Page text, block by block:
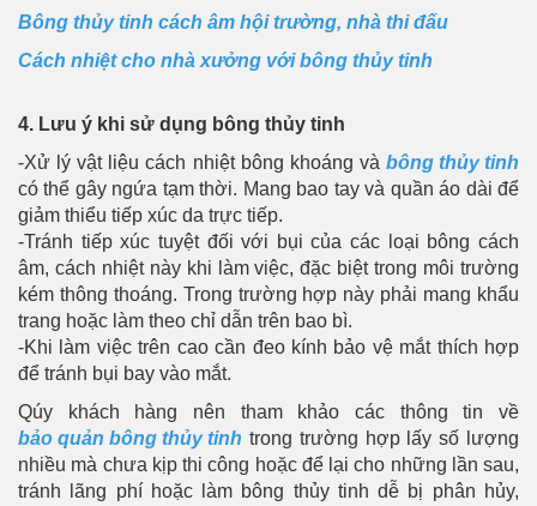
Bông thủy tinh cách âm hội trường, nhà thi đấu
Cách nhiệt cho nhà xưởng với bông thủy tinh
4. Lưu ý khi sử dụng bông thủy tinh
-Xử lý vật liệu cách nhiệt bông khoáng và bông thủy tinh
có thể gây ngứa tạm thời. Mang bao tay và quần áo dài để
giảm thiểu tiếp xúc da trực tiếp.
-Tránh tiếp xúc tuyệt đối với bụi của các loại bông cách
âm, cách nhiệt này khi làm việc, đặc biệt trong môi trường
kém thông thoáng. Trong trường hợp này phải mang khẩu
trang hoặc làm theo chỉ dẫn trên bao bì.
-Khi làm việc trên cao cần đeo kính bảo vệ mắt thích hợp
để tránh bụi bay vào mắt.
Qúy khách hàng nên tham khảo các thông tin về
bảo quản bông thủy tinh trong trường hợp lấy số lượng
nhiều mà chưa kịp thi công hoặc để lại cho những lần sau,
tránh lãng phí hoặc làm bông thủy tinh dễ bị phân hủy,